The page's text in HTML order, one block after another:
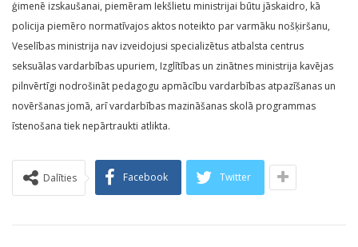
ģimenē izskaušanai, piemēram Iekšlietu ministrijai būtu jāskaidro, kā
policija piemēro normatīvajos aktos noteikto par varmāku nošķiršanu,
Veselības ministrija nav izveidojusi specializētus atbalsta centrus
seksuālas vardarbības upuriem, Izglītības un zinātnes ministrija kavējas
pilnvērtīgi nodrošināt pedagogu apmācību vardarbības atpazīšanas un
novēršanas jomā, arī vardarbības mazināšanas skolā programmas
īstenošana tiek nepārtraukti atlikta.
Dalīties Facebook Twitter